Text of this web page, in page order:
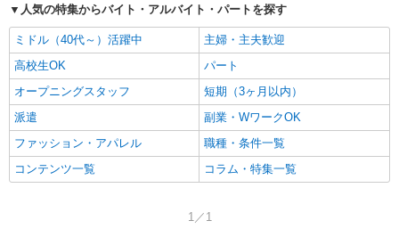
人気の特集からバイト・アルバイト・パートを探す
ミドル（40代～）活躍中
主婦・主夫歓迎
高校生OK
パート
オープニングスタッフ
短期（3ヶ月以内）
派遣
副業・WワークOK
ファッション・アパレル
職種・条件一覧
コンテンツ一覧
コラム・特集一覧
1／1